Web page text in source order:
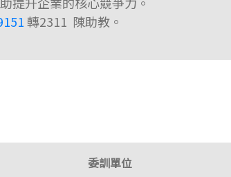
轉2311 陳助教。
委訓單位